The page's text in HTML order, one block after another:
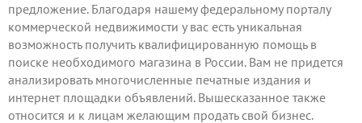
предложение. Благодаря нашему федеральному порталу
коммерческой недвижимости у вас есть уникальная
возможность получить квалифицированную помощь в
поиске необходимого магазина в России. Вам не придется
анализировать многочисленные печатные издания и
интернет площадки объявлений. Вышесказанное также
относится и к лицам желающим продатьсвой бизнес.